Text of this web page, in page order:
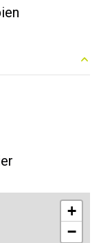
2.40 m²
0.9 m²
+
−